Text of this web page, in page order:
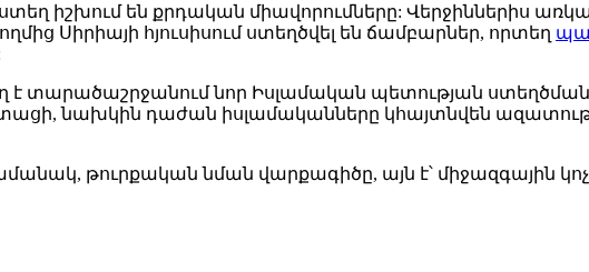
իշխում են քրդական միավորումները: Վերջիններիս
Սիրիայի հյուսիսում ստեղծվել են ճամբարներ, որտեղ
տարածաշրջանում նոր Իսլամական պետության ստեղծման
նախկին դաժան իսլամականները կհայտնվեն
թուրքական նման վարքագիծը, այն է՝ միջազգային